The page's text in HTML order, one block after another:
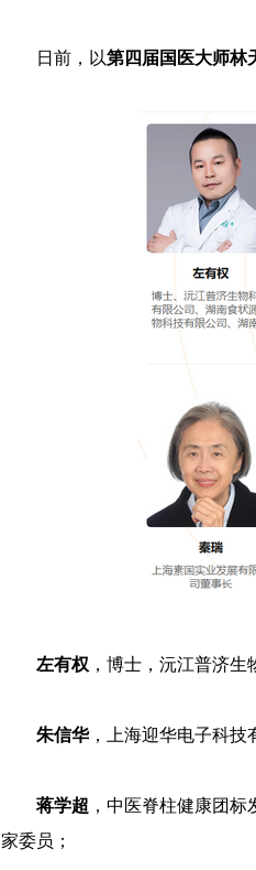
日前，以第四届国医大师林
左有权 ，博士，沅江普济
朱信华，上海迎华电子科技
蒋学超 ，中医脊柱健康团
家委员；